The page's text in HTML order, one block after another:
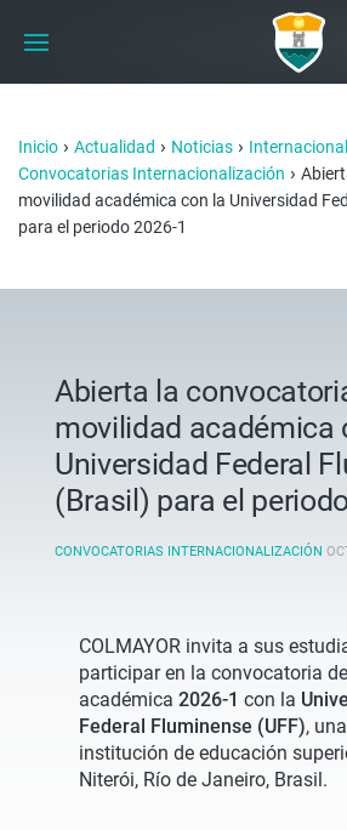
Inicio › Actualidad › Noticias ›
Convocatorias Internacionalización ›
movilidad académica con la Universidad
para el periodo 2026-1
Abierta la
movilidad académica
Universidad Federal
(Brasil) para el
CONVOCATORIAS INTERNACIONALIZACIÓN
COLMAYOR invita a sus
participar en la convocatoria
académica 2026-1 con la
Federal Fluminense (UFF),
institución de educación
Niterói, Río de Janeiro, Brasil.